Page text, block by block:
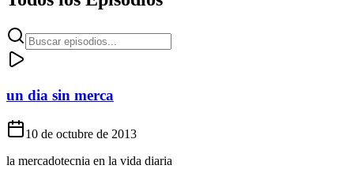
un dia sin merca
10 de octubre de 2013
la mercadotecnia en la vida diaria